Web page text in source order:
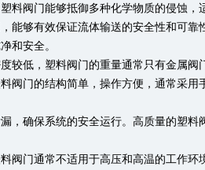
料阀门能够抵御多种化学物质的侵蚀，
能够有效保证流体输送的安全性和可靠
和安全。
较低，塑料阀门的重量通常只有金属阀
阀门的结构简单，操作方便，通常采用
，确保系统的安全运行。高质量的塑料
阀门通常不适用于高压和高温的工作环